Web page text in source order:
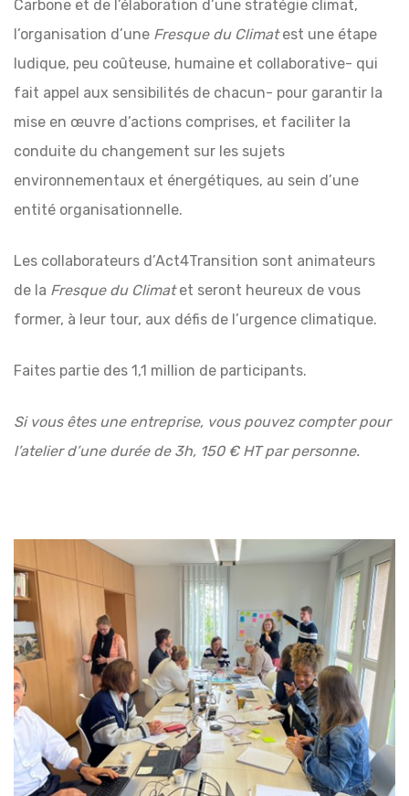
Carbone et de l’élaboration d’une stratégie climat,
l’organisation d’une Fresque du Climatest une étape
ludique, peu coûteuse, humaine et collaborative- qui
fait appel aux sensibilités de chacun- pour garantir la
mise en œuvre d’actions comprises, et faciliter la
conduite du changement sur les sujets
environnementaux et énergétiques, au sein d’une
entité organisationnelle.
Les collaborateurs d’Act4Transition sont animateurs
de la Fresque du Climatet seront heureux de vous
former, à leur tour, aux défis de l’urgence climatique.
Faites partie des 1,1 million de participants.
Si vous êtes une entreprise, vous pouvez compter pour
l’atelier d’une durée de 3h, 150 € HT par personne.